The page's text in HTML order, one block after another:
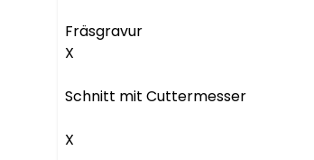
Fräsgravur
X
Schnitt mit Cuttermesser
X